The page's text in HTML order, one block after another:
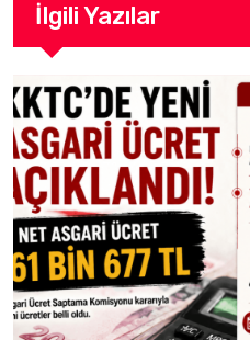
İlgili Yazılar